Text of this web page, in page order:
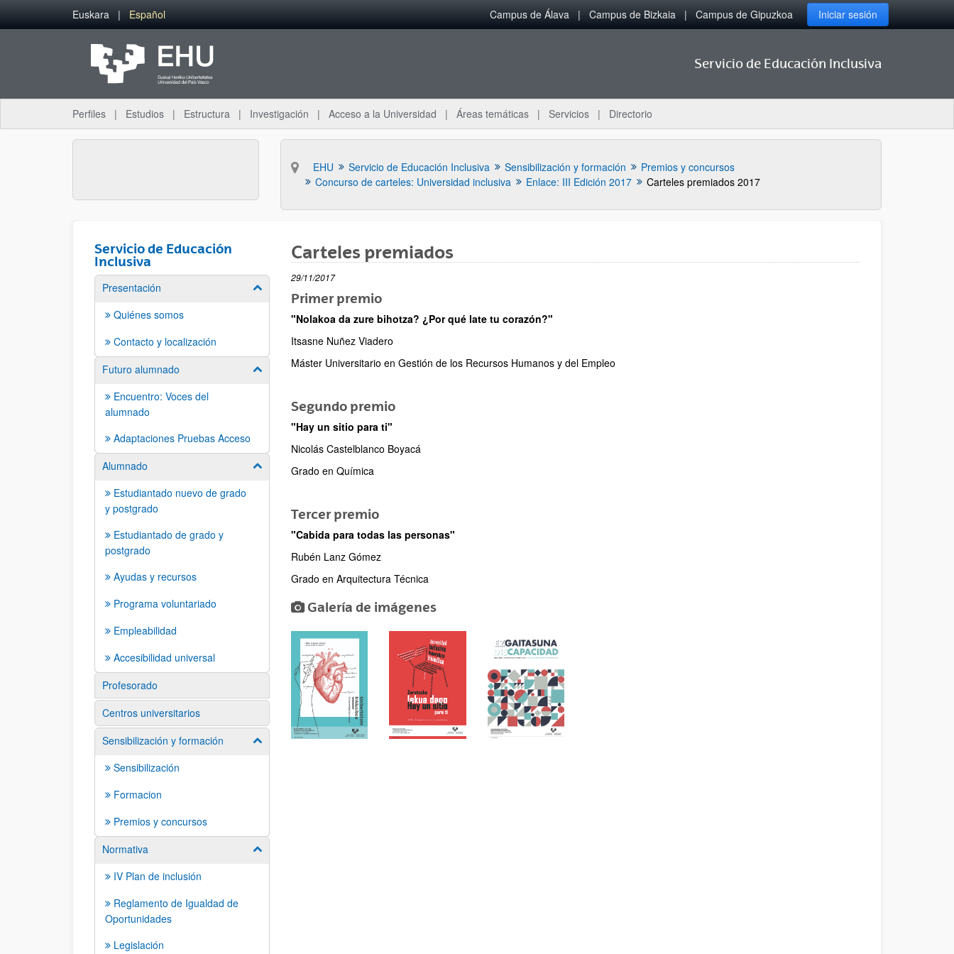
Saltar al contenido principal
Euskara Español Campus de Álava Campus de Bizkaia Campus de Gipuzkoa Iniciar sesión
Servicio de Educación Inclusiva
Perfiles Estudios Estructura Investigación Acceso a la Universidad Áreas temáticas Servicios Directorio
EHU Servicio de Educación Inclusiva Sensibilización y formación
Premios y concursos
Concurso de carteles: Universidad inclusiva
Enlace: III Edición 2017 Carteles premiados 2017
Servicio de Educación
Inclusiva
Presentación Mostrar/ocultar subpáginas
Quiénes somos
Contacto y localización
Futuro alumnado
Mostrar/ocultar subpáginas
Encuentro: Voces del
alumnado
Adaptaciones Pruebas Acceso
Alumnado
Mostrar/ocultar subpáginas
Estudiantado nuevo de grado
y postgrado
Estudiantado de grado y
postgrado
Ayudas y recursos
Programa voluntariado
Empleabilidad
Accesibilidad universal
Profesorado
Centros universitarios
Sensibilización y formación
Mostrar/ocultar subpáginas
Sensibilización
Formacion
Premios y concursos
Normativa
Mostrar/ocultar subpáginas
IV Plan de inclusión
Reglamento de Igualdad de
Oportunidades
Legislación
Carteles premiados
29/11/2017
Primer premio
"Nolakoa da zure bihotza? ¿Por qué late tu corazón?"
Itsasne Nuñez Viadero
Máster Universitario en Gestión de los Recursos Humanos y del Empleo
Segundo premio
"Hay un sitio para ti"
Nicolás Castelblanco Boyacá
Grado en Química
Tercer premio
"Cabida para todas las personas"
Rubén Lanz Gómez
Grado en Arquitectura Técnica
Galería de imágenes